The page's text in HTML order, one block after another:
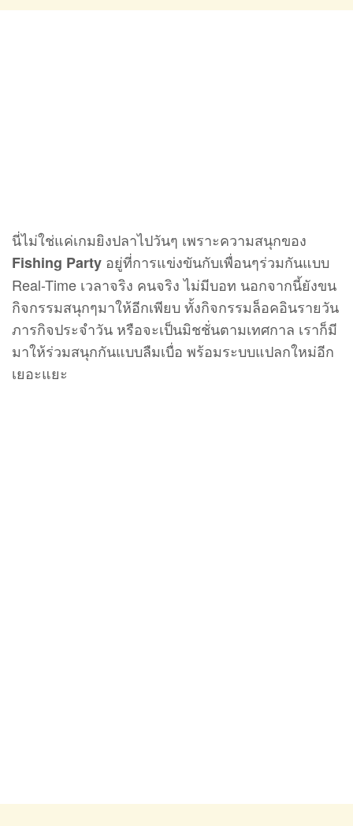
นี่ไม่ใช่แค่เกมยิงปลาไปวันๆ เพราะความสนุกของ
Fishing Party อยู่ที่การแข่งขันกับเพื่อนๆร่วมกันแบบ
Real-Time เวลาจริง คนจริง ไม่มีบอท นอกจากนี้ยังขน
กิจกรรมสนุกๆมาให้อีกเพียบ ทั้งกิจกรรมล็อคอินรายวัน
ภารกิจประจำวัน หรือจะเป็นมิชชั่นตามเทศกาล เราก็มี
มาให้ร่วมสนุกกันแบบลืมเบื่อ พร้อมระบบแปลกใหม่อีก
เยอะแยะ